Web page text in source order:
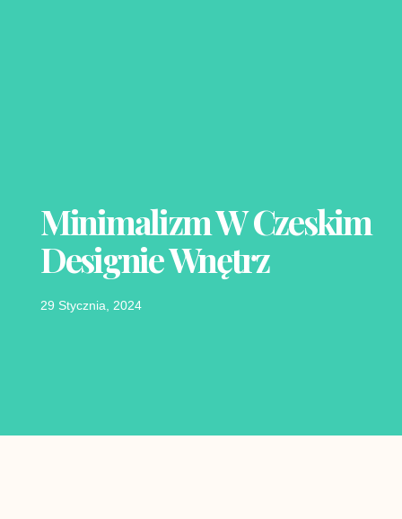
Minimalizm W Czeskim
Designie Wnętrz
29 Stycznia, 2024